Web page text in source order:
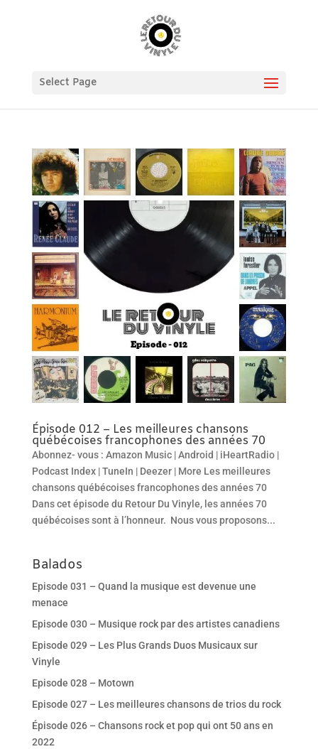
Select Page
Épisode 012 – Les meilleures chansons
québécoises francophones des années 70
Abonnez- vous : Amazon Music | Android | iHeartRadio |
Podcast Index | TuneIn | Deezer | More Les meilleures
chansons québécoises francophones des années 70
Dans cet épisode du Retour Du Vinyle, les années 70
québécoises sont à l’honneur. Nous vous proposons...
Balados
Episode 031 – Quand la musique est devenue une
menace
Episode 030 – Musique rock par des artistes canadiens
Episode 029 – Les Plus Grands Duos Musicaux sur
Vinyle
Episode 028 – Motown
Episode 027 – Les meilleures chansons de trios du rock
Épisode 026 – Chansons rock et pop qui ont 50 ans en
2022